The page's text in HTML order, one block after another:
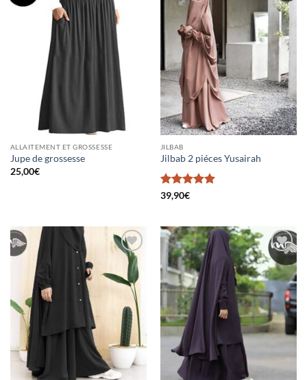
Ajouter
à la liste
d’envies
ALLAITEMENT ET GROSSESSE
Jupe de grossesse
25,00€
Ajouter
à la liste
d’envies
JILBAB
Jilbab 2 piéces Yusairah
Note5
39,90€
Ajouter
à la liste
d’envies
Ajouter
à la liste
d’envies